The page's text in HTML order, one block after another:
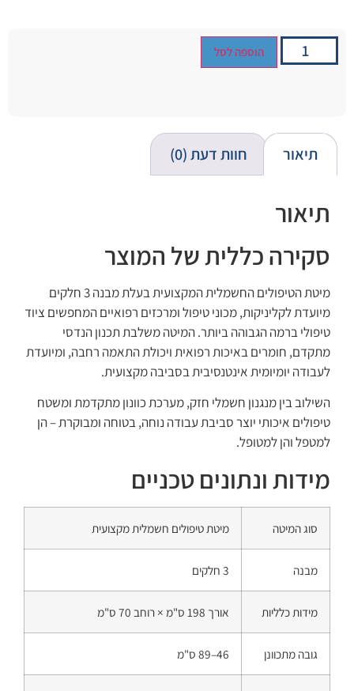
הוספה לסל
תיאור חוות דעת (0)
תיאור
סקירה כללית של המוצר
מיטת הטיפולים החשמלית המקצועית בעלת מבנה 3 חלקים
מיועדת לקליניקות, מכוני טיפול ומרכזים רפואיים המחפשים ציוד
טיפולי ברמה הגבוהה ביותר. המיטה משלבת תכנון הנדסי
מתקדם, חומרים באיכות רפואית ויכולת התאמה רחבה, ומיועדת
לעבודה יומיומית אינטנסיבית בסביבה מקצועית.
השילוב בין מנגנון חשמלי חזק, מערכת כוונון מתקדמת ומשטח
טיפולים איכותי יוצר סביבת עבודה נוחה, בטוחה ומבוקרת – הן
למטפל והן למטופל.
מידות ונתונים טכניים
סוג המיטה מיטת טיפולים חשמלית מקצועית
מבנה 3 חלקים
מידות כלליות אורך 198 ס"מ × רוחב 70 ס"מ
גובה מתכוונן 46–89 ס"מ